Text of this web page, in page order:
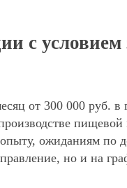
с условием
от 300 000 руб. в
ожиданиям по
но и на